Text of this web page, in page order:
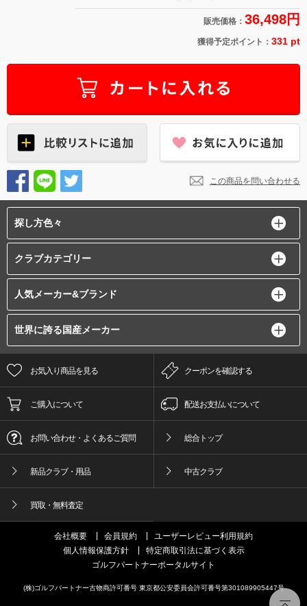
販売価格： 36,498円
獲得予定ポイント： 331 pt
この商品を問い合わせる
探し方色々
クラブカテゴリー
人気メーカー&ブランド
世界に誇る国産メーカー
お気入り商品を見る クーポンを確認する
ご購入について 配送お支払いについて
お問い合わせ・よくあるご質問 総合トップ
新品クラブ・用品 中古クラブ
買取・無料査定
会社概要 会員規約
ユーザーレビュー利用規約
個人情報保護方針
特定商取引法に基づく表示
ゴルフパートナーポータルサイト
(株)ゴルフパートナー古物商許可番号 東京都公安委員会許可番号第301089905447号